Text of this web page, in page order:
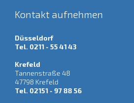
Kontakt aufnehmen
Düsseldorf
Tel. 0211 - 55 41 43
Krefeld
Tannenstraße 48
47798 Krefeld
Tel. 02151 - 97 88 56